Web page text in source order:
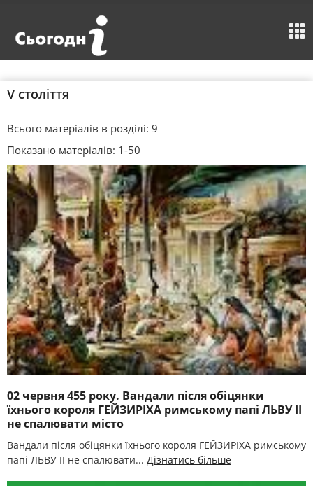
V століття
Всього матеріалів в розділі: 9
Показано матеріалів: 1-50
02 червня 455 року. Вандали після обіцянки
їхнього короля ГЕЙЗИРІХА римському папі ЛЬВУ II
не спалювати місто
Вандали після обіцянки їхнього короля ГЕЙЗИРІХА римському
папі ЛЬВУ II не спалювати... Дізнатись більше